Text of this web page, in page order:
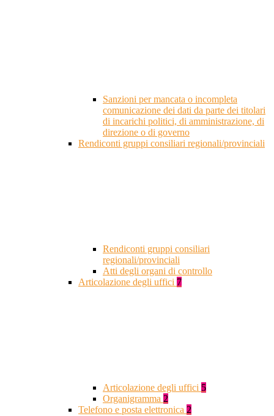
Sanzioni per mancata o incompleta
comunicazione dei dati da parte dei titolari
di incarichi politici, di amministrazione, di
direzione o di governo
Rendiconti gruppi consiliari regionali/provinciali
Rendiconti gruppi consiliari
regionali/provinciali
Atti degli organi di controllo
Articolazione degli uffici 7
Articolazione degli uffici 5
Organigramma 2
Telefono e posta elettronica 2